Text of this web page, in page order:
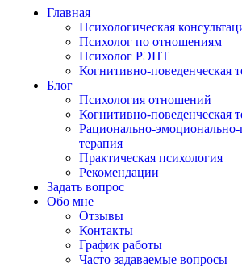
Главная
Психологическая
Психолог по отношениям
Психолог РЭПТ
Когнитивно-поведенческая
Блог
Психология отношений
Когнитивно-поведенческая
Рационально-эмоционально-
терапия
Практическая психология
Рекомендации
Задать вопрос
Обо мне
Отзывы
Контакты
График работы
Часто задаваемые вопросы